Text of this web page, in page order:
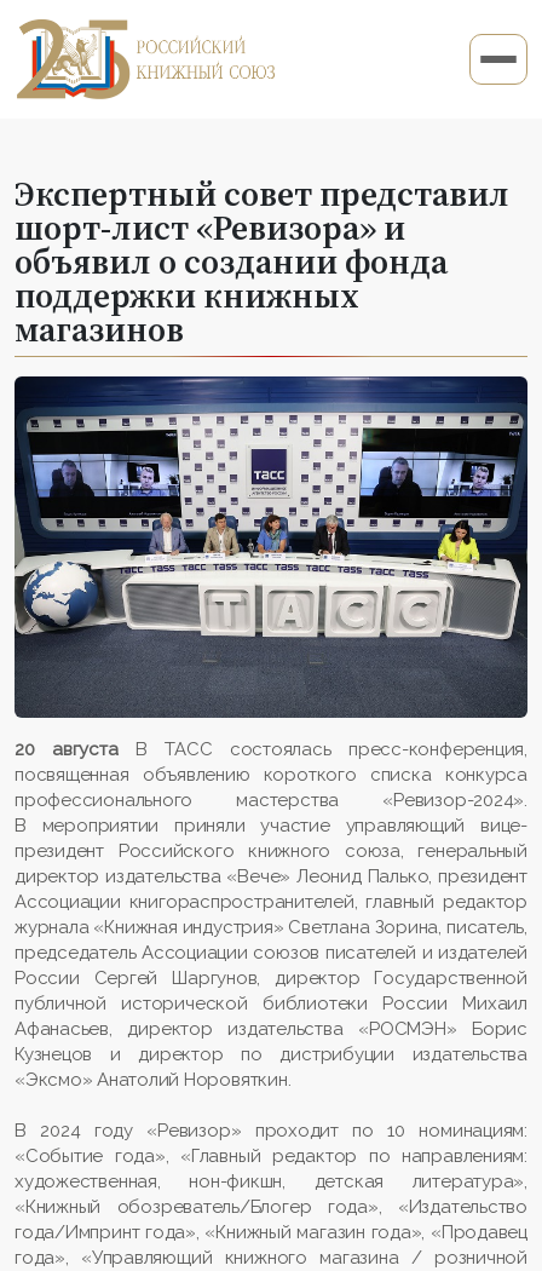
Экспертный совет представил
шорт-лист «Ревизора» и
объявил о создании фонда
поддержки книжных
магазинов
20 августа
В ТАСС состоялась пресс-конференция,
посвященная объявлению короткого списка конкурса
профессионального мастерства «Ревизор-2024».
В мероприятии приняли участие управляющий вице-
президент Российского книжного союза, генеральный
директор издательства «Вече» Леонид Палько, президент
Ассоциации книгораспространителей, главный редактор
журнала «Книжная индустрия» Светлана Зорина, писатель,
председатель Ассоциации союзов писателей и издателей
России Сергей Шаргунов, директор Государственной
публичной исторической библиотеки России Михаил
Афанасьев, директор издательства «РОСМЭН» Борис
Кузнецов и директор по дистрибуции издательства
«Эксмо» Анатолий Норовяткин.
В 2024 году «Ревизор» проходит по 10 номинациям:
«Событие года», «Главный редактор по направлениям:
художественная, нон-фикшн, детская литература»,
«Книжный обозреватель/Блогер года», «Издательство
года/Импринт года», «Книжный магазин года», «Продавец
года», «Управляющий книжного магазина / розничной